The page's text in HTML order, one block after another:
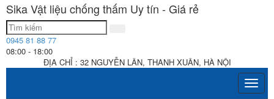
Sika Vật liệu chống thấm Uy tín - Giá rẻ
0945 81 88 77
08:00 - 18:00
ĐỊA CHỈ : 32 NGUYỄN LÂN, THANH XUÂN, HÀ NỘI